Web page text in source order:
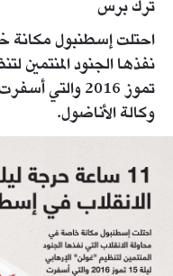
ترك برس
احتلت إسطنبول مكانة
وكالة الأناضول.